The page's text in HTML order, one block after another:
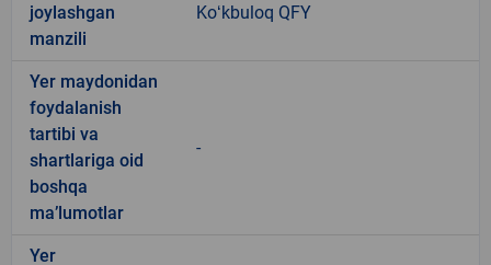
joylashgan
manzili
Koʻkbuloq QFY
Yer maydonidan
foydalanish
tartibi va
shartlariga oid
boshqa
ma’lumotlar
-
Yer